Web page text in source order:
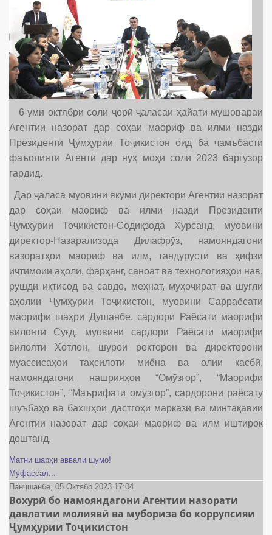
6-уми октябри соли ҷорӣ ҷаласаи ҳайати мушовараи
Агентии назорат дар соҳаи маориф ва илми назди
Президенти Ҷумҳурии Тоҷикистон оид ба ҷамъбасти
фаъолияти Агентӣ дар нуҳ моҳи соли 2023 баргузор
гардид.
Дар ҷаласа муовини якуми директори Агентии назорат
дар соҳаи маориф ва илми назди Президенти
Ҷумҳурии Тоҷикистон-Содиқзода Хурсанд, муовини
директор-Назарализода Дилафрӯз, намояндагони
вазоратҳои маориф ва илм, тандурустӣ ва ҳифзи
иҷтимоии аҳолӣ, фарҳанг, саноат ва технологияҳои нав,
рушди иқтисод ва савдо, меҳнат, муҳоҷират ва шуғли
аҳолии Ҷумҳурии Тоҷикистон, муовини Сарраёсати
маорифи шаҳри Душанбе, сардори Раёсати маорифи
вилояти Суғд, муовини сардори Раёсати маорифи
вилояти Хотлон, шурои ректорон ва директорони
муассисаҳои таҳсилоти миёна ва олии касбӣ,
намояндагони нашрияҳои “Омӯзгор”, “Маорифи
Тоҷикистон”, “Маърифати омӯзгор”, сардорони раёсату
шуъбаҳо ва бахшҳои дастгоҳи марказӣ ва минтақавии
Агентии назорат дар соҳаи маориф ва илм иштирок
доштанд.
Матни шарҳи аввали шумо!
Муфассал...
Панҷшанбе, 05 Октябр 2023 17:04
Вохурӣ бо намояндагони Агентии назорати
давлатии молиявӣ ва мубориза бо коррупсияи
Ҷумҳурии Тоҷикистон